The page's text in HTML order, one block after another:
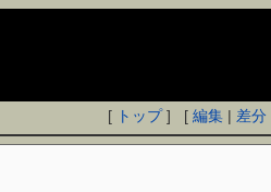
[ トップ] [編集 | 差分